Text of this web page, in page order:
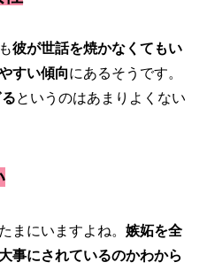
彼が世話を焼かなくてもい
すい傾向にあるそうです。
というのはあまりよくない
まにいますよね。 嫉妬を全
事にされているのかわから